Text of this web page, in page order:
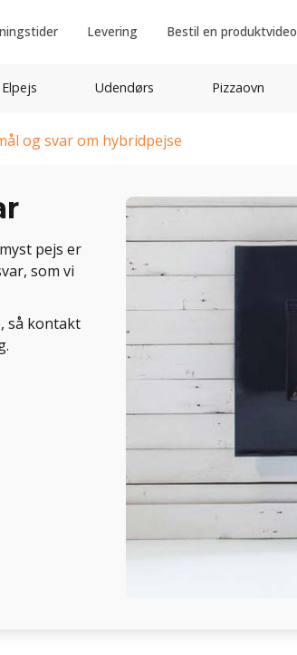
Levering Bestil en produktvideo
Elpejs Udendørs Pizzaovn
og svar om hybridpejse
pejs er
som vi
så kontakt